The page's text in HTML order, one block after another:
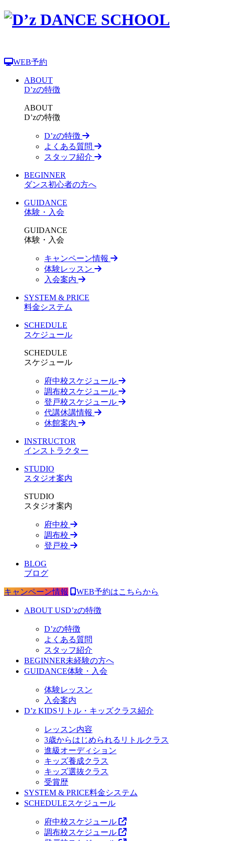
WEB予約
ABOUT
D’zの特徴
ABOUT
D’zの特徴
D’zの特徴
よくある質問
スタッフ紹介
BEGINNER
ダンス初心者の方へ
GUIDANCE
体験・入会
GUIDANCE
体験・入会
キャンペーン情報
体験レッスン
入会案内
SYSTEM & PRICE
料金システム
SCHEDULE
スケジュール
SCHEDULE
スケジュール
府中校スケジュール
調布校スケジュール
登戸校スケジュール
代講休講情報
休館案内
INSTRUCTOR
インストラクター
STUDIO
スタジオ案内
STUDIO
スタジオ案内
府中校
調布校
登戸校
BLOG
ブログ
キャンペーン情報 WEB予約はこちらから
ABOUT USD’zの特徴
D’zの特徴
よくある質問
スタッフ紹介
BEGINNER未経験の方へ
GUIDANCE体験・入会
体験レッスン
入会案内
D’z KIDS リトル・キッズクラス紹介
レッスン内容
3歳からはじめられるリトルクラス
進級オーディション
キッズ養成クラス
キッズ選抜クラス
受賞歴
SYSTEM & PRICE料金システム
SCHEDULEスケジュール
府中校スケジュール
調布校スケジュール